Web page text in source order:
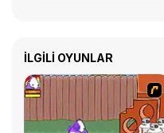
İLGILI OYUNLAR